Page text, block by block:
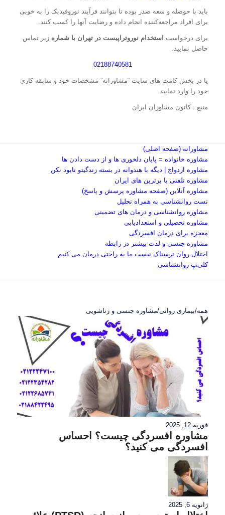
باید با حوصله و سعه صدر بوده تا بتوانند فرآیند نوروفیدبک را به خوبی
برای افراد مراجعه‌کننده انجام داده و رضایت آنها را کسب کنند.
برای درخواست استخدام نوروتراپیست در تهران با شماره زیر تماس
حاصل نمایید.
02188740581
یا در بخش کامت های سایت “مشاورانه” مشخصات خود و سابقه کاری
خود را وارد نمایید.
منبع : کانون مشاوران ایران
مشاورانه (صفحه اصلی)
مشاوره خانواده = پایان دلخوری ها و از دست دادن ها
مشاوره ازدواج | دیگه با هندوانه در بسته زندگیتو نابود نکن
مشاوره تلفنی با برترین های ایران
مشاوره آنلاین (صفحه مشاوره پرسش و پاسخ)
تست روانشناسی به همراه تحلیل
مشاوره روانشناسی و درمان های تضمینی
مشاوره تحصیلی و استعدادیابی
معجزه برای درمان افسردگی
مشاوره جنسی و لذت بیشتر در رابطه
اختلال روان ترسناک نیست ما به راحتی درمان می کنیم
کلیپ روانشناسی
همه/بیماری روانی/مشاوره جنسی و زناشویی
فوریه 12, 2025
مشاوره افسردگی چیست؟ احساس
افسردگی می کنید؟
ژانویه 6, 2025